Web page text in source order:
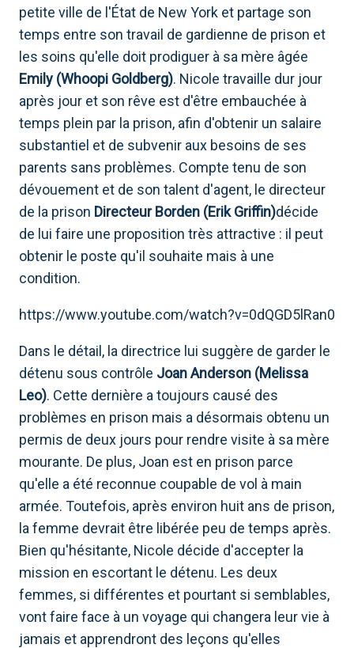
petite ville de l'État de New York et partage son
temps entre son travail de gardienne de prison et
les soins qu'elle doit prodiguer à sa mère âgée
Emily (Whoopi Goldberg). Nicole travaille dur jour
après jour et son rêve est d'être embauchée à
temps plein par la prison, afin d'obtenir un salaire
substantiel et de subvenir aux besoins de ses
parents sans problèmes. Compte tenu de son
dévouement et de son talent d'agent, le directeur
de la prison Directeur Borden (Erik Griffin)décide
de lui faire une proposition très attractive : il peut
obtenir le poste qu'il souhaite mais à une
condition.
https://www.youtube.com/watch?v=0dQGD5lRan0
Dans le détail, la directrice lui suggère de garder le
détenu sous contrôle Joan Anderson (Melissa
Leo). Cette dernière a toujours causé des
problèmes en prison mais a désormais obtenu un
permis de deux jours pour rendre visite à sa mère
mourante. De plus, Joan est en prison parce
qu'elle a été reconnue coupable de vol à main
armée. Toutefois, après environ huit ans de prison,
la femme devrait être libérée peu de temps après.
Bien qu'hésitante, Nicole décide d'accepter la
mission en escortant le détenu. Les deux
femmes, si différentes et pourtant si semblables,
vont faire face à un voyage qui changera leur vie à
jamais et apprendront des leçons qu'elles